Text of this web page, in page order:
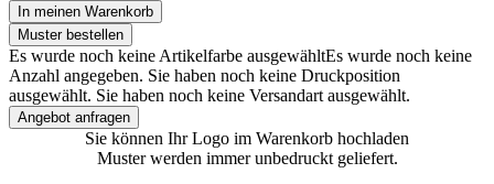
In meinen Warenkorb
Muster bestellen
Es wurde noch keine Artikelfarbe ausgewähltEs wurde noch keine
Anzahl angegeben. Sie haben noch keine Druckposition
ausgewählt. Sie haben noch keine Versandart ausgewählt.
Angebot anfragen
Sie können Ihr Logo im Warenkorb hochladen
Muster werden immer unbedruckt geliefert.